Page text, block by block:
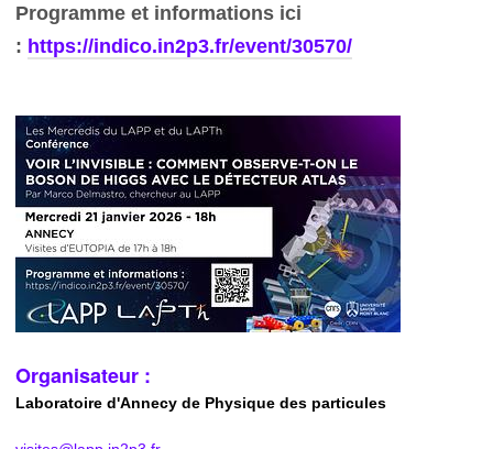
Programme et informations ici
: https://indico.in2p3.fr/event/30570/
Organisateur :
Laboratoire d'Annecy de Physique des particules